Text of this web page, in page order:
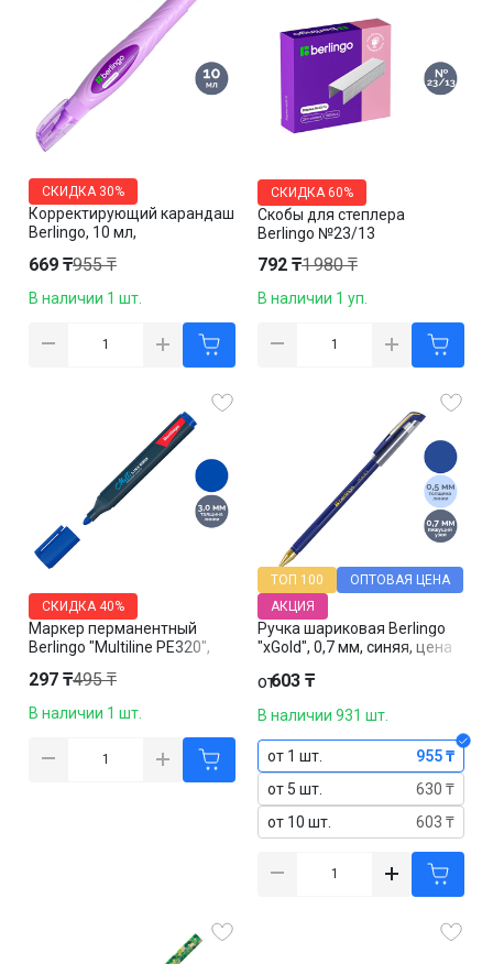
Корректирующий карандаш
Berlingo, 10 мл,
СКИДКА 30%
669 ₸955 ₸
В наличии 1 шт.
Скобы для степлера
Berlingo №23/13
СКИДКА 60%
792 ₸1 980 ₸
В наличии 1 уп.
Маркер перманентный
Berlingo "Multiline PE320",
мм, синий, цена за штуку
СКИДКА 40%
297 ₸495 ₸
В наличии 1 шт.
Ручка шариковая Berlingo
"xGold", 0,7 мм, синяя, цена
ТОП 100
ОПТОВАЯ ЦЕНА
АКЦИЯ
от603 ₸
В наличии 931 шт.
от 1 шт.
955 ₸
от 5 шт.
630 ₸
от 10 шт.
603 ₸